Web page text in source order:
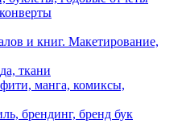
и книг. Макетирование,
ткани
манга, комиксы,
брендинг, бренд бук